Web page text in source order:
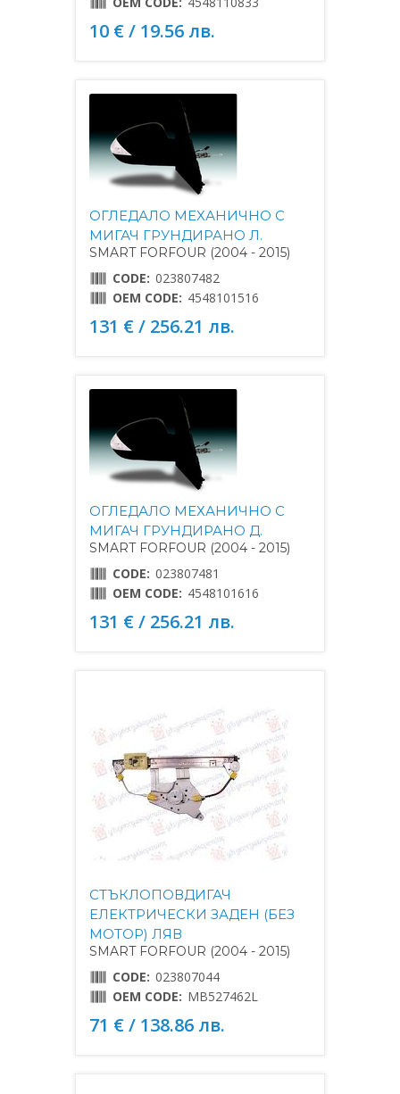
10 € / 19.56 лв.
ОГЛЕДАЛО МЕХАНИЧНО С
МИГАЧ ГРУНДИРАНО Л.
SMART FORFOUR (2004 - 2015)
CODE: 023807482
OEM CODE: 4548101516
131 € / 256.21 лв.
ОГЛЕДАЛО МЕХАНИЧНО С
МИГАЧ ГРУНДИРАНО Д.
SMART FORFOUR (2004 - 2015)
CODE: 023807481
OEM CODE: 4548101616
131 € / 256.21 лв.
СТЪКЛОПОВДИГАЧ
ЕЛЕКТРИЧЕСКИ ЗАДЕН (БЕЗ
МОТОР) ЛЯВ
SMART FORFOUR (2004 - 2015)
CODE: 023807044
OEM CODE: MB527462L
71 € / 138.86 лв.